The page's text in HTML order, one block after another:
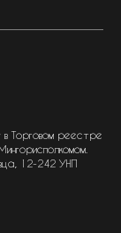
Торговом реестре
12-242 УНП